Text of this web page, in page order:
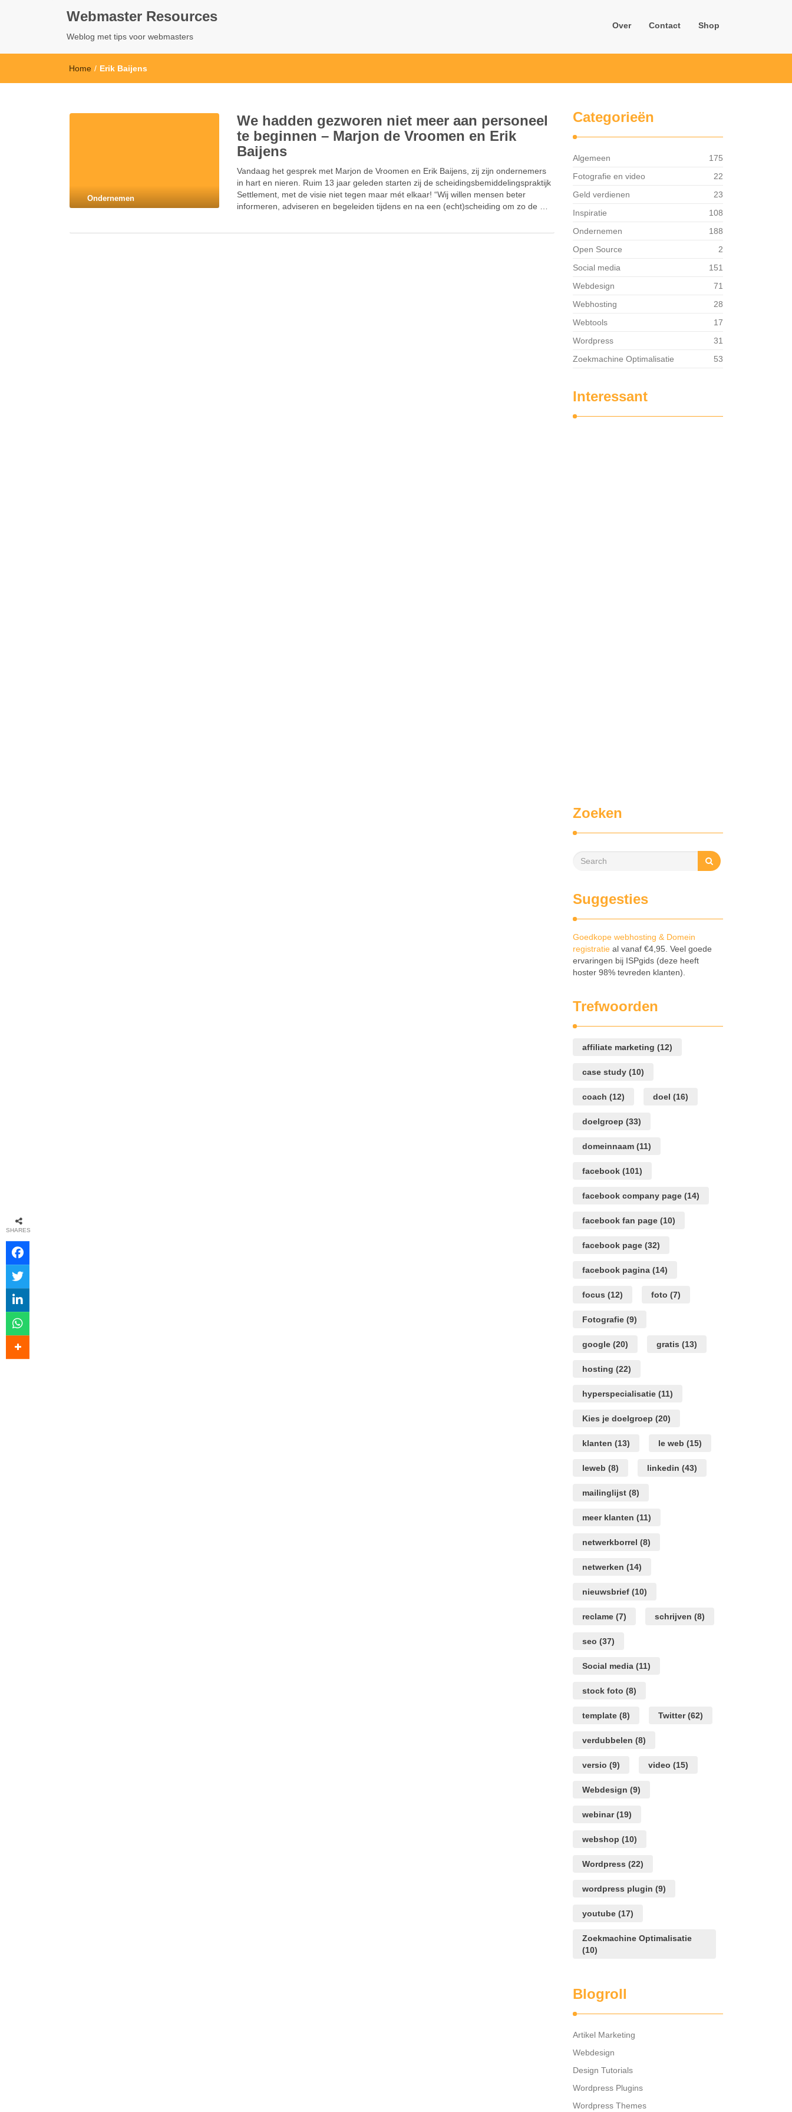
Webmaster Resources
Weblog met tips voor webmasters
Over Contact Shop
Home / Erik Baijens
Ondernemen
We hadden gezworen niet meer aan personeel
te beginnen – Marjon de Vroomen en Erik
Baijens
Vandaag het gesprek met Marjon de Vroomen en Erik Baijens, zij zijn ondernemers
in hart en nieren. Ruim 13 jaar geleden starten zij de scheidingsbemiddelingspraktijk
Settlement, met de visie niet tegen maar mét elkaar! “Wij willen mensen beter
informeren, adviseren en begeleiden tijdens en na een (echt)scheiding om zo de …
Categorieën
Algemeen
175
Fotografie en video
22
Geld verdienen
23
Inspiratie
108
Ondernemen
188
Open Source
2
Social media
151
Webdesign
71
Webhosting
28
Webtools
17
Wordpress
31
Zoekmachine Optimalisatie
53
Interessant
Zoeken
Suggesties
Goedkope webhosting & Domein
registratie al vanaf €4,95. Veel goede
ervaringen bij ISPgids (deze heeft
hoster 98% tevreden klanten).
Trefwoorden
affiliate marketing (12)
case study (10)
coach (12) doel (16)
doelgroep (33)
domeinnaam (11)
facebook (101)
facebook company page (14)
facebook fan page (10)
facebook page (32)
facebook pagina (14)
focus (12) foto (7)
Fotografie (9)
google (20) gratis (13)
hosting (22)
hyperspecialisatie (11)
Kies je doelgroep (20)
klanten (13) le web (15)
leweb (8) linkedin (43)
mailinglijst (8)
meer klanten (11)
netwerkborrel (8)
netwerken (14)
nieuwsbrief (10)
reclame (7) schrijven (8)
seo (37)
Social media (11)
stock foto (8)
template (8) Twitter(62)
verdubbelen (8)
versio (9) video (15)
Webdesign (9)
webinar(19)
webshop (10)
Wordpress (22)
wordpress plugin (9)
youtube (17)
Zoekmachine Optimalisatie
(10)
Blogroll
Artikel Marketing
Webdesign
Design Tutorials
Wordpress Plugins
Wordpress Themes
SHARES